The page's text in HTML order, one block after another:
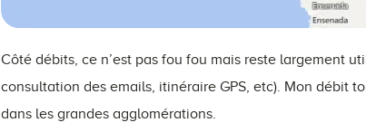
Côté débits, ce n’est pas fou fou mais reste largement
consultation des emails, itinéraire GPS, etc). Mon débit
dans les grandes agglomérations.